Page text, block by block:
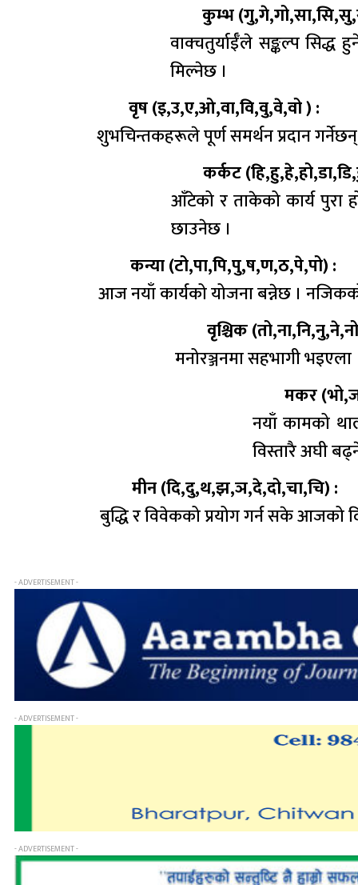
कुम्भ
वाक्चतुर्याईँले सङ्कल्प सिद्ध
मिल्नेछ ।
वृष (इ,उ,ए,ओ,वा,वि,वु,वे,वो ) :
शुभचिन्तकहरूले पूर्ण समर्थन प्रदान
कर्कट
आँटेको र ताकेको कार्य पुरा
छाउनेछ ।
कन्या (टो,पा,पि,पु,ष,ण,ठ,पे,पो) :
आज नयाँ कार्यको योजना बन्नेछ ।
वृश्चिक
मनोरञ्जनमा सहभागी
मकर
नयाँ कामको
विस्तारै अघी
मीन (दि,दु,थ,झ,ञ,दे,दो,चा,चि) :
बुद्धि र विवेकको प्रयोग गर्न सके आजको
- ADVERTISEMENT -
- ADVERTISEMENT -
- ADVERTISEMENT -